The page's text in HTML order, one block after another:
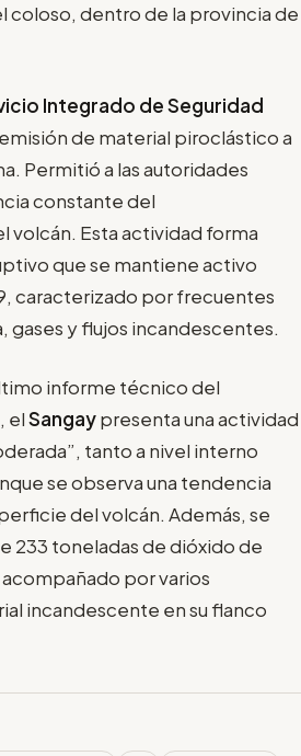
coloso, dentro de la provincia de
Integrado de Seguridad
de material piroclástico a
Permitió a las autoridades
constante del
Esta actividad forma
que se mantiene activo
caracterizado por frecuentes
gases y flujos incandescentes.
informe técnico del
, elSangaypresenta una actividad
tanto a nivel interno
se observa una tendencia
del volcán. Además, se
233 toneladas de dióxido de
por varios
incandescente en su flanco